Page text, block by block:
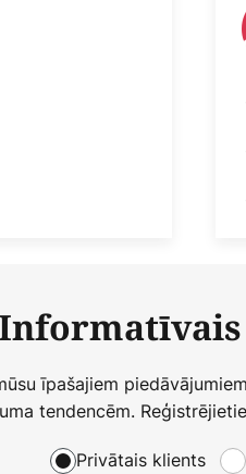
īpašajiem
tendencēm.
Privātais klients